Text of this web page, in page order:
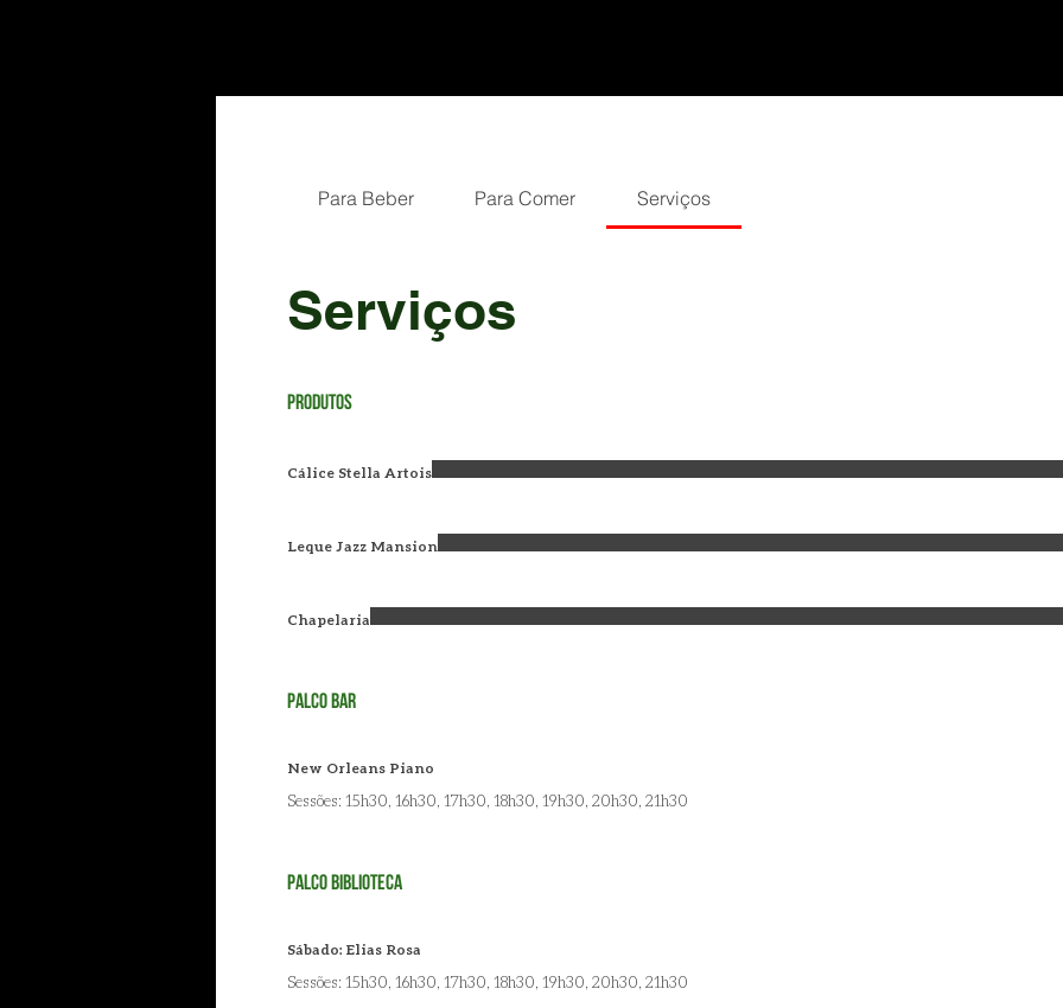
Para Beber Para Comer Serviços
Serviços
Produtos
Cálice Stella Artois
Leque Jazz Mansion
Chapelaria
Palco Bar
New Orleans Piano
Sessões: 15h30, 16h30, 17h30, 18h30, 19h30, 20h30, 21h30
Palco Biblioteca
Sábado: Elias Rosa
Sessões: 15h30, 16h30, 17h30, 18h30, 19h30, 20h30, 21h30